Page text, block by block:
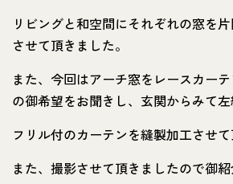
リビングと和空間にそれぞれの窓を
させて頂きました。
また、今回はアーチ窓をレースカー
の御希望をお聞きし、玄関からみて
フリル付のカーテンを縫製加工させて
また、撮影させて頂きましたので御紹